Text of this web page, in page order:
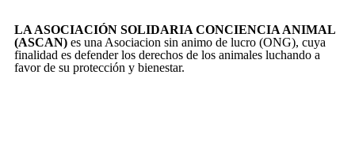
LA ASOCIACIÓN SOLIDARIA CONCIENCIA ANIMAL
(ASCAN) es una Asociacion sin animo de lucro (ONG), cuya
finalidad es defender los derechos de los animales luchando a
favor de su protección y bienestar.